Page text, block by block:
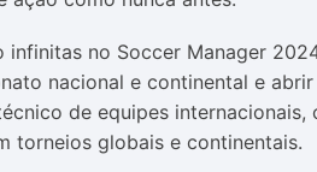
infinitas no Soccer Manager
nacional e continental e
de equipes
torneios globais e continentais.